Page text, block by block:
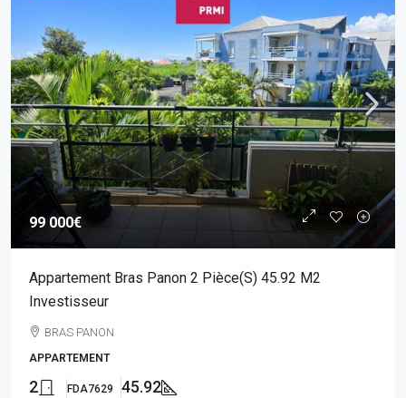
99 000€
Appartement Bras Panon 2 Pièce(s) 45.92 M2
Investisseur
BRAS PANON
APPARTEMENT
2
FDA7629
45.92